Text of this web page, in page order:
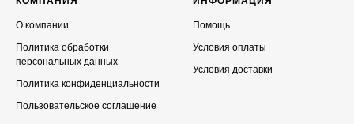
О компании
Политика обработки
персональных данных
Политика конфиденциальности
Пользовательское соглашение
Помощь
Условия оплаты
Условия доставки